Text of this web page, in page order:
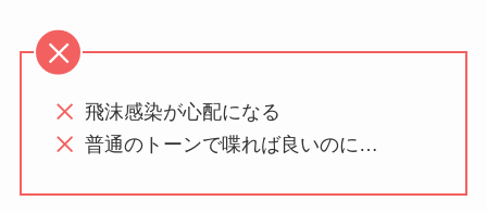
飛沫感染が心配になる
普通のトーンで喋れば良いのに…